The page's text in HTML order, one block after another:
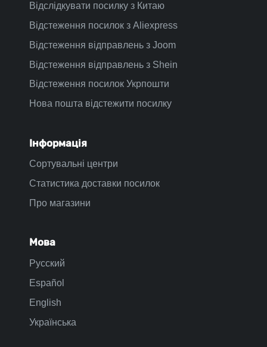
Відслідкувати посилку з Китаю
Відстеження посилок з Aliexpress
Відстеження відправлень з Joom
Відстеження відправлень з Shein
Відстеження посилок Укрпошти
Нова пошта відстежити посилку
Інформація
Сортувальні центри
Статистика доставки посилок
Про магазини
Мова
Русский
Español
English
Українська